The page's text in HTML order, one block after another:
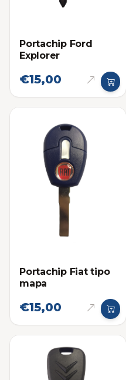
Portachip Ford
Explorer
€15,00
Portachip Fiat tipo
mapa
€15,00